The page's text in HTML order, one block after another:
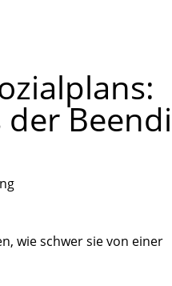
wie schwer sie von einer